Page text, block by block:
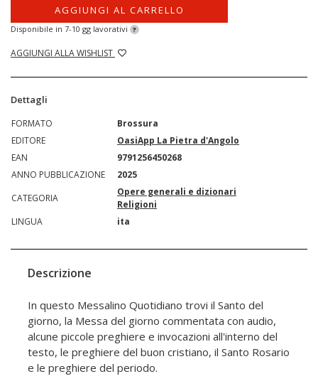
AGGIUNGI AL CARRELLO
Disponibile in 7-10 gg lavorativi ?
AGGIUNGI ALLA WISHLIST
Dettagli
FORMATO
Brossura
EDITORE
OasiApp La Pietra d'Angolo
EAN
9791256450268
ANNO PUBBLICAZIONE
2025
CATEGORIA
Opere generali e dizionari
Religioni
LINGUA
ita
Descrizione
In questo Messalino Quotidiano trovi il Santo del
giorno, la Messa del giorno commentata con audio,
alcune piccole preghiere e invocazioni all'interno del
testo, le preghiere del buon cristiano, il Santo Rosario
e le preghiere del periodo.